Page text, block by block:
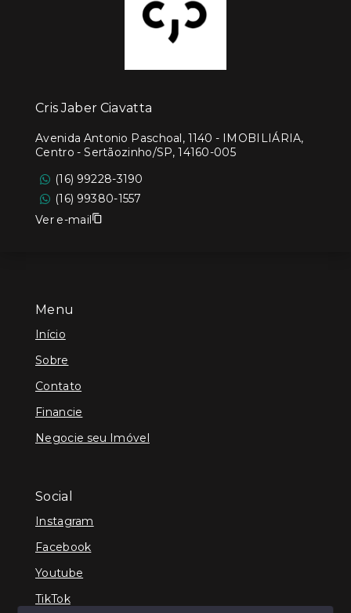
Menu
Início
Sobre
Contato
Financie
Negocie seu Imóvel
Social
Instagram
Facebook
Youtube
TikTok
Cris Jaber Ciavatta
Avenida Antonio Paschoal, 1140 - IMOBILIÁRIA,
Centro - Sertãozinho/SP, 14160-005
(16) 99228-3190
(16) 99380-1557
Ver e-mail